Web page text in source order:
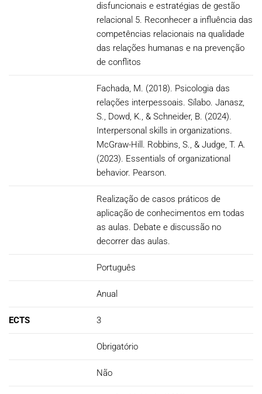
disfuncionais e estratégias de gestão
relacional 5. Reconhecer a influência das
competências relacionais na qualidade
das relações humanas e na prevenção
de conflitos
Fachada, M. (2018). Psicologia das
relações interpessoais. Sílabo. Janasz,
S., Dowd, K., & Schneider, B. (2024).
Interpersonal skills in organizations.
McGraw-Hill. Robbins, S., & Judge, T. A.
(2023). Essentials of organizational
behavior. Pearson.
Realização de casos práticos de
aplicação de conhecimentos em todas
as aulas. Debate e discussão no
decorrer das aulas.
Português
Anual
ECTS 3
Obrigatório
Não